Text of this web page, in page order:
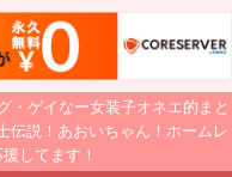
・ゲイなー女装子オネエ的まと
伝説！あおいちゃん！ホームレ
してます！